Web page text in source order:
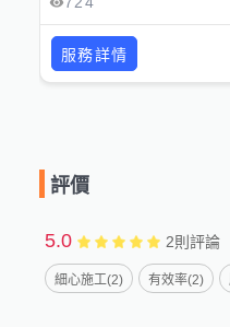
服務詳情
評價
5.0 2則評論
細心施工(2) 有效率(2)